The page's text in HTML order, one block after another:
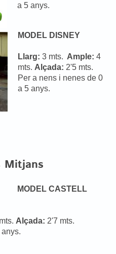
a 5 anys.
MODEL DISNEY
Llarg: 3 mts. Ample: 4
mts. Alçada: 2'5 mts.
Per a nens i nenes de 0
a 5 anys.
Mitjans
MODEL CASTELL
Alçada: 2'7 mts.